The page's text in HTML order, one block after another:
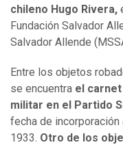
chileno Hugo Rivera,
Fundación Salvador
Salvador Allende
Entre los objetos
se encuentra el
militar en el Partido
fecha de
1933. Otro de los